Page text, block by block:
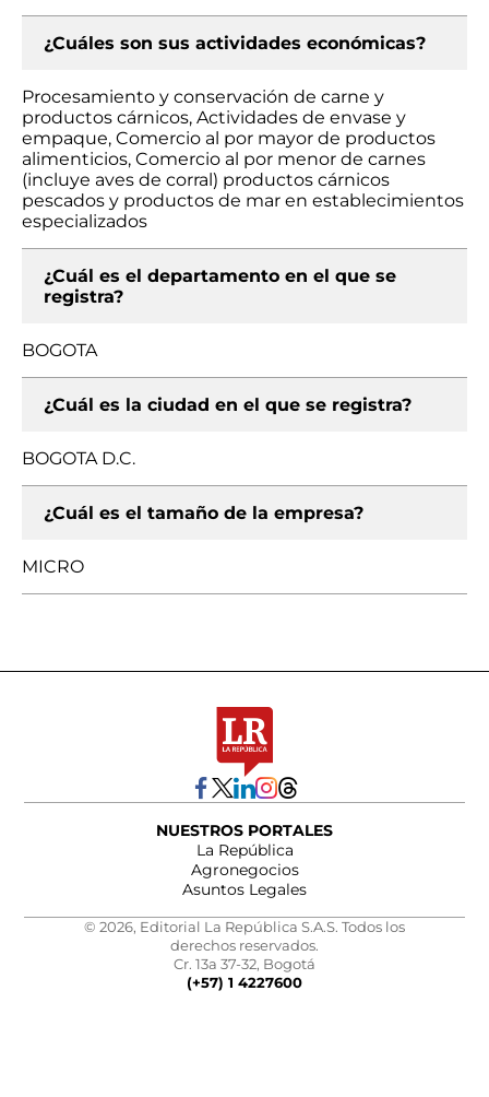
¿Cuáles son sus actividades económicas?
Procesamiento y conservación de carne y
productos cárnicos, Actividades de envase y
empaque, Comercio al por mayor de productos
alimenticios, Comercio al por menor de carnes
(incluye aves de corral) productos cárnicos
pescados y productos de mar en establecimientos
especializados
¿Cuál es el departamento en el que se
registra?
BOGOTA
¿Cuál es la ciudad en el que se registra?
BOGOTA D.C.
¿Cuál es el tamaño de la empresa?
MICRO
NUESTROS PORTALES
La República
Agronegocios
Asuntos Legales
© 2026, Editorial La República S.A.S. Todos los
derechos reservados.
Cr. 13a 37-32, Bogotá
(+57) 1 4227600